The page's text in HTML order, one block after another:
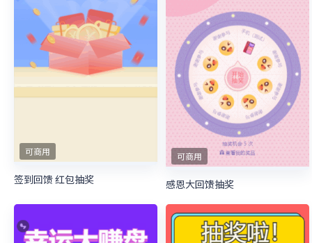
可商用
签到回馈 红包抽奖
可商用
感恩大回馈抽奖